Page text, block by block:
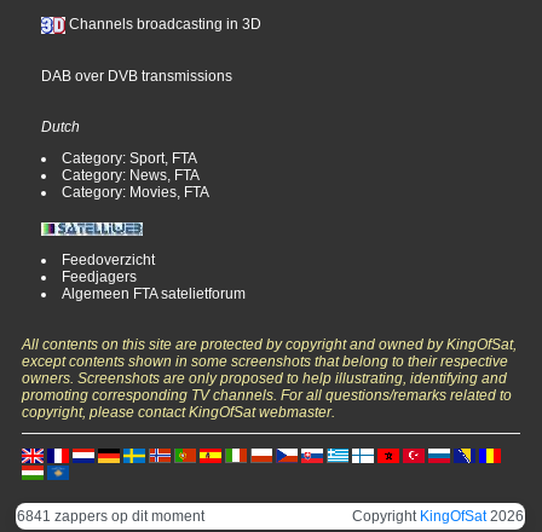
Channels broadcasting in 3D
DAB over DVB transmissions
Dutch
Category: Sport, FTA
Category: News, FTA
Category: Movies, FTA
Feedoverzicht
Feedjagers
Algemeen FTA satelietforum
All contents on this site are protected by copyright and owned by KingOfSat,
except contents shown in some screenshots that belong to their respective
owners. Screenshots are only proposed to help illustrating, identifying and
promoting corresponding TV channels. For all questions/remarks related to
copyright, please contact KingOfSat webmaster.
6841 zappers op dit moment Copyright KingOfSat2026